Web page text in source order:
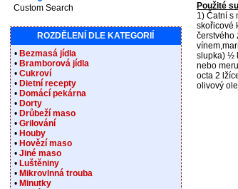
Použité
1) Čatní s
skořicové
čerstvého
slupka) ½
nebo
octa 2
olivový
Custom Search
ROZDĚLENÍ DLE KATEGORIÍ
• Bezmasá jídla
• Bramborová jídla
• Cukroví
• Dietní recepty
• Domácí pekárna
• Dorty
• Drůbeží maso
• Grilování
• Houby
• Hovězí maso
• Jiné maso
• Luštěniny
• Mikrovlnná trouba
• Minutky